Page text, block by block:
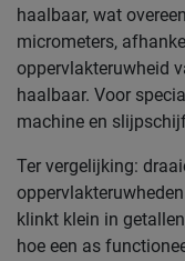
haalbaar, wat
micrometers,
oppervlakteruwheid
haalbaar. Voor
machine en
Ter vergelijking:
klinkt klein in
hoe een as